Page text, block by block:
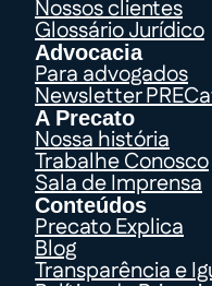
Nossos clientes
Glossário Jurídico
Advocacia
Para advogados
Newsletter
A Precato
Nossa história
Trabalhe Conosco
Sala de Imprensa
Conteúdos
Precato Explica
Blog
Transparência e